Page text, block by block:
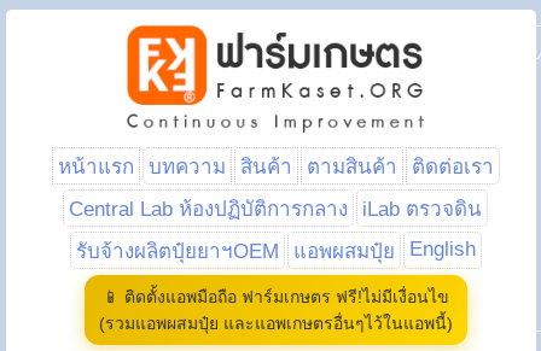
หน้าแรก บทความ สินค้า ตามสินค้า
ติดต่อเรา
Central Lab ห้องปฏิบัติการกลาง
iLab ตรวจดิน
รับจ้างผลิตปุ๋ยยาฯOEM
แอพผสมปุ๋ย English
📱 ติดตั้งแอพมือถือ ฟาร์มเกษตร ฟรี!ไม่มีเงื่อนไข
(รวมแอพผสมปุ๋ย และแอพเกษตรอื่นๆไว้ในแอพนี้)